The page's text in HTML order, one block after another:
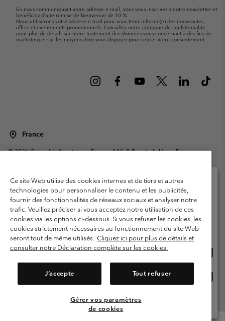
En nous communiquant votre adresse e-mail, vous vous inscrivez à notre newsletter et
bénéficiez d’une remise de bienvenue de 10 %.
Nous utiliserons votre adresse e-mail pour vous tenir informé(e) des nouveautés,
offres et événements promotionnels. Consultez notre politique de confidentialité
pour plus de détails sur notre traitement des données vous concernant à des fins de
marketing et sur les moyens dont vous disposez pour retirer votre consentement.
France
©2026Columbia Sportswear Europe SAS. 5 Rue de la Haye, Espace
Garanties Légales
Politique de confidentialité
Conditions d'utilisation - Membres
Conditions D'utilisation - Contenu généré par l'utilisateur
Impressum
Cookies
Public CBCR
Ce site Web utilise des cookies internes et de tiers et autres
technologies pour personnaliser le contenu et les publicités,
fournir des fonctionnalités de réseaux sociaux et analyser notre
trafic. Veuillez préciser si vous acceptez notre utilisation de ces
cookies via les options ci-dessous. Si vous refusez les cookies, les
cookies strictement nécessaires au fonctionnement du site Web
seront tout de même utilisés. Cliquez ici pour plus de détails et
consulter notre Déclaration complète sur les cookies.
J’accepte Tout refuser
Gérer vos paramètres
de cookies
Veuillez sélectionner votre pays d’expédition et
votre langue
Achats en ligne disponibles
United States
ligne
France
Voir Tous Les Pays